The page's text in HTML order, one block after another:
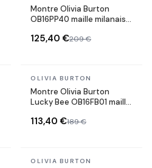
Montre Olivia Burton
OB16PP40 maille milanaise
125,40 €209 €
En stock
OLIVIA BURTON
Montre Olivia Burton
Lucky Bee OB16FB01 maille
113,40 €189 €
En stock
OLIVIA BURTON